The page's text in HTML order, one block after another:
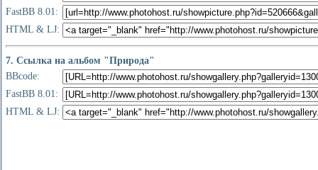
FastBB 8.01:
HTML & LJ:
7. Ссылка на альбом "Природа"
BBcode:
FastBB 8.01:
HTML & LJ: